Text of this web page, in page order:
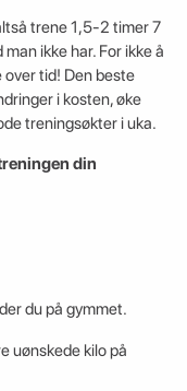
trene 1,5-2 timer 7
ikke har. For ikke å
tid! Den beste
i kosten, øke
treningsøkter i uka.
din
du på gymmet.
uønskede kilo på